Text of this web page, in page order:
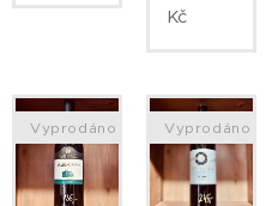
Kč
Vyprodáno Vyprodáno